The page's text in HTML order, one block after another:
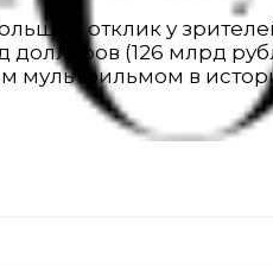
отклик у
долларов (126 млрд
мультфильмом в